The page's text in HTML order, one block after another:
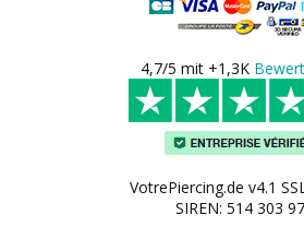
4,7/5 mit +1,3K
VotrePiercing.de v4.1
SIREN: 514 303